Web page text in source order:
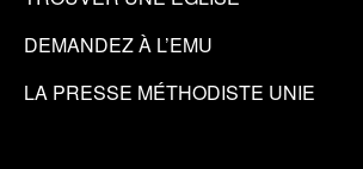
DEMANDEZ À L’EMU
LA PRESSE MÉTHODISTE UNIE